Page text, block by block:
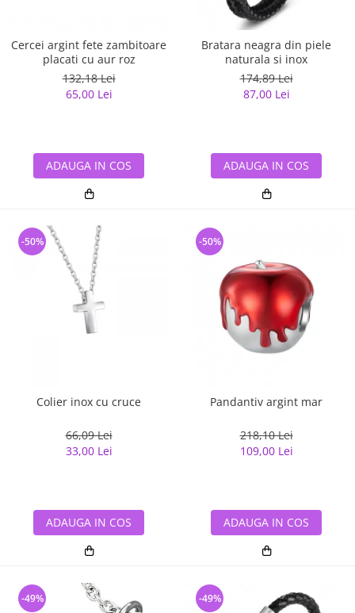
Cercei argint fete zambitoare
placati cu aur roz
132,18 Lei
65,00 Lei
ADAUGA IN COS
Bratara neagra din piele
naturala si inox
174,89 Lei
87,00 Lei
ADAUGA IN COS
Colier inox cu cruce
66,09 Lei
33,00 Lei
-50%
ADAUGA IN COS
Pandantiv argint mar
218,10 Lei
109,00 Lei
-50%
ADAUGA IN COS
-49% -49%